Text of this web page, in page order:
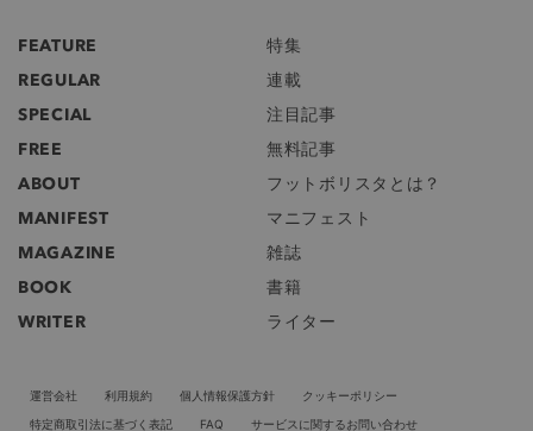
FEATURE
特集
REGULAR
連載
SPECIAL
注目記事
FREE
無料記事
ABOUT
フットボリスタとは？
MANIFEST
マニフェスト
MAGAZINE
雑誌
BOOK
書籍
WRITER
ライター
運営会社 利用規約 個人情報保護方針
クッキーポリシー
特定商取引法に基づく表記
FAQ サービスに関するお問い合わせ